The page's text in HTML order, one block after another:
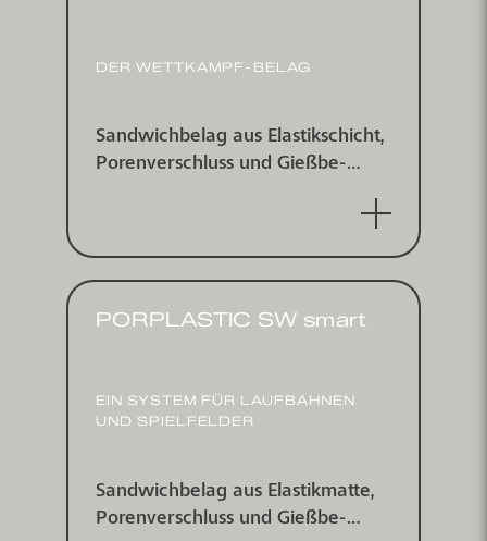
DER WETTKAMPF-BELAG
Sandwichbelag aus Elastik­schicht,
Poren­ver­schluss und Gieß­be­
streutem EPDM-Granulat, wasser­
PORPLASTIC SW smart
EIN SYSTEM FÜR LAUF­BAHNEN
UND SPIELFELDER
Sand­wichbelag aus Elastik­matte,
Poren­verschluss und Gieß­be­